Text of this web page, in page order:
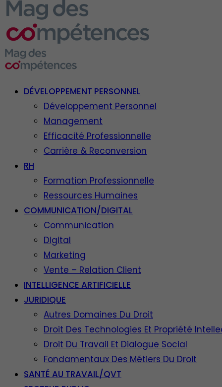
DÉVELOPPEMENT PERSONNEL
Développement Personnel
Management
Efficacité Professionnelle
Carrière & Reconversion
RH
Formation Professionnelle
Ressources Humaines
COMMUNICATION/DIGITAL
Communication
Digital
Marketing
Vente – Relation Client
INTELLIGENCE ARTIFICIELLE
JURIDIQUE
Autres Domaines Du Droit
Droit Des Technologies Et Propriété
Droit Du Travail Et Dialogue Social
Fondamentaux Des Métiers Du Droit
SANTÉ AU TRAVAIL/QVT